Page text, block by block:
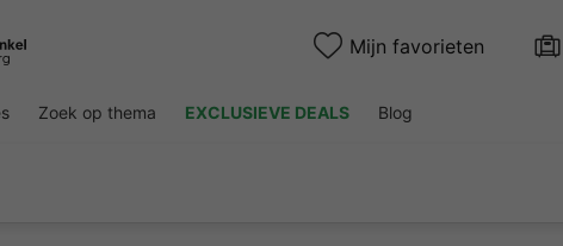
Mijn favorieten
Zoek op thema EXCLUSIEVE DEALS Blog